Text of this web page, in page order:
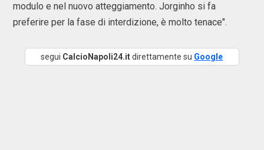
modulo e nel nuovo atteggiamento. Jorginho si fa
preferire per la fase di interdizione, è molto tenace".
segui CalcioNapoli24.itdirettamente su Google